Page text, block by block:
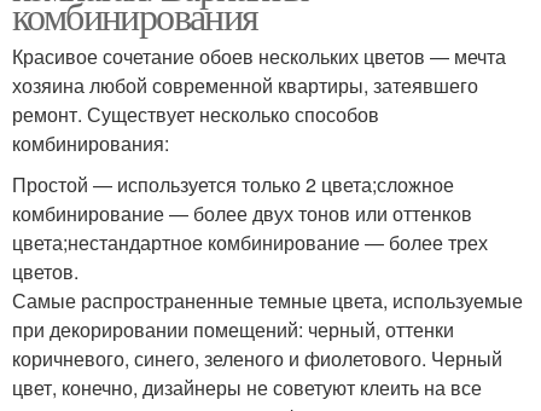
комбинирования
Красивое сочетание обоев нескольких цветов — мечта
хозяина любой современной квартиры, затеявшего
ремонт. Существует несколько способов
комбинирования:
Простой — используется только 2 цвета;сложное
комбинирование — более двух тонов или оттенков
цвета;нестандартное комбинирование — более трех
цветов.
Самые распространенные темные цвета, используемые
при декорировании помещений: черный, оттенки
коричневого, синего, зеленого и фиолетового. Черный
цвет, конечно, дизайнеры не советуют клеить на все